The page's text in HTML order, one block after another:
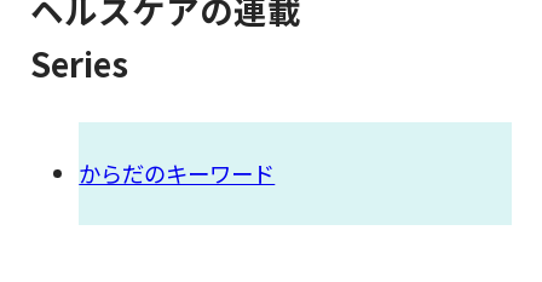
Series
からだのキーワード